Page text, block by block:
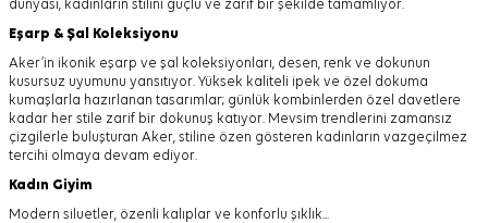
dünyası, kadınların stilini güçlü ve zarif bir şekilde tamamlıyor.
Eşarp & Şal Koleksiyonu
Aker’in ikonik eşarp ve şal koleksiyonları, desen, renk ve dokunun
kusursuz uyumunu yansıtıyor. Yüksek kaliteli ipek ve özel dokuma
kumaşlarla hazırlanan tasarımlar; günlük kombinlerden özel davetlere
kadar her stile zarif bir dokunuş katıyor. Mevsim trendlerini zamansız
çizgilerle buluşturan Aker, stiline özen gösteren kadınların vazgeçilmez
tercihi olmaya devam ediyor.
Kadın Giyim
Modern siluetler, özenli kalıplar ve konforlu şıklık...